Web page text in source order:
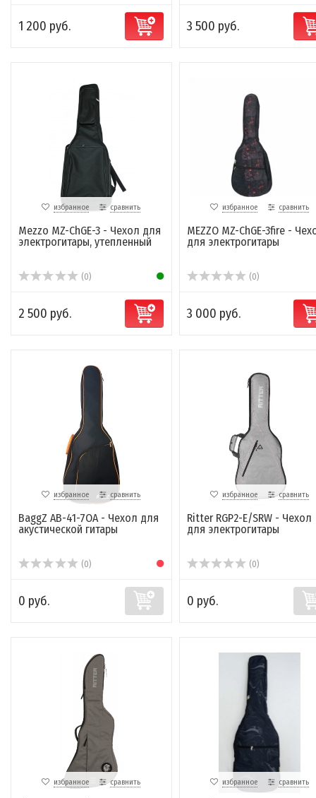
1 200 руб. 3 500 руб.
избранное сравнить
Mezzo MZ-ChGE-3 - Чехол для
электрогитары, утепленный
(0)
2 500 руб.
избранное сравнить
MEZZO MZ-ChGE-3fire -
для электрогитары
(0)
3 000 руб.
избранное сравнить
BaggZ AB-41-7OA - Чехол для
акустической гитары
(0)
0 руб.
избранное сравнить
Ritter RGP2-E/SRW - Чехол
для электрогитары
(0)
0 руб.
избранное сравнить избранное сравнить